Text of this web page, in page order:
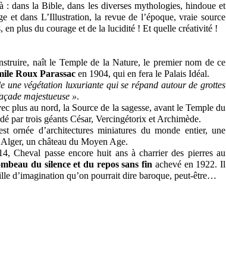
: dans la Bible, dans les diverses mythologies, hindoue et
et dans L’Illustration, la revue de l’époque, vraie source
en plus du courage et de la lucidité ! Et quelle créativité !
naît le Temple de la Nature, le premier nom de ce
Roux Parassac en 1904, qui en fera le Palais Idéal.
une végétation luxuriante qui se répand autour de grottes
majestueuse ».
plus au nord, la Source de la sagesse, avant le Temple du
par trois géants César, Vercingétorix et Archimède.
ornée d’architectures miniatures du monde entier, une
un château du Moyen Age.
Cheval passe encore huit ans à charrier des pierres au
du silence et du repos sans fin achevé en 1922. Il
d’imagination qu’on pourrait dire baroque, peut-être…